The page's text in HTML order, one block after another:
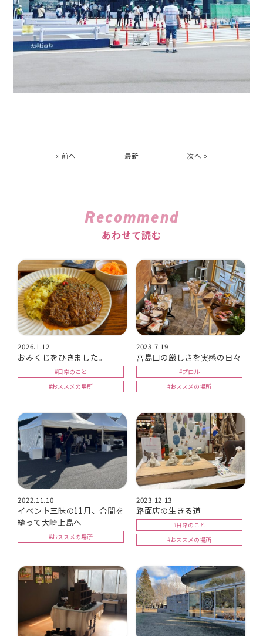
« 前へ 最新 次へ »
Recommend
あわせて読む
2026.1.12
おみくじをひきました。
#日常のこと
#おススメの場所
2023.7.19
宮島口の厳しさを実感の日々
#プロル
#おススメの場所
2022.11.10
イベント三昧の11月、合間を
縫って大崎上島へ
#おススメの場所
2023.12.13
路面店の生きる道
#日常のこと
#おススメの場所